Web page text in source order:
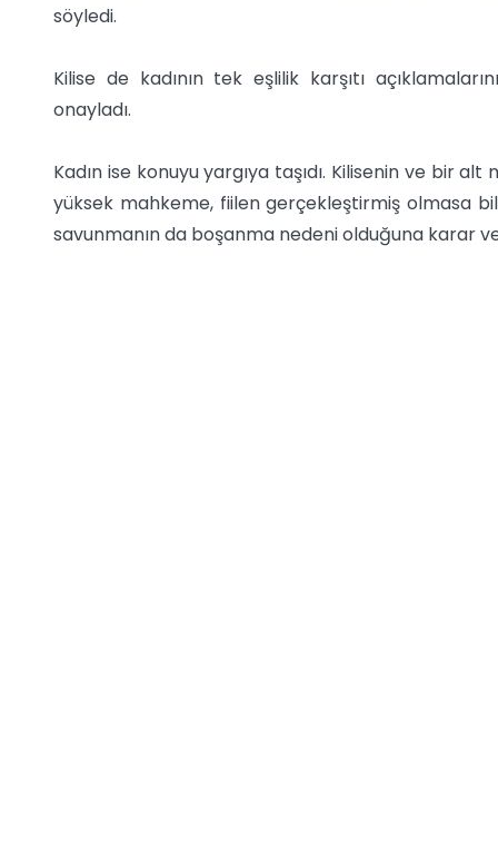
söyledi.
Kilise de kadının tek eşlilik karşıtı
onayladı.
Kadın ise konuyu yargıya taşıdı. Kilisenin ve bir
yüksek mahkeme, fiilen gerçekleştirmiş olmasa
savunmanın da boşanma nedeni olduğuna karar